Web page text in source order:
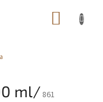
ml/ 861